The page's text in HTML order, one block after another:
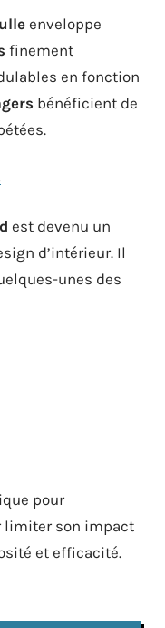
enveloppe
finement
en fonction
bénéficient de
est devenu un
d’intérieur. Il
unes des
pour
limiter son impact
et efficacité.